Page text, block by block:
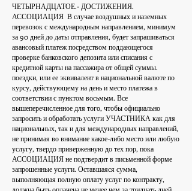
ЧЕТЫРНАДЦАТОЕ.- ДОСТИЖЕНИЯ.
АССОЦИАЦИЯ В случае воздушных и наземных
перевозок с международным направлением, минимум
за 90 дней до даты отправления, будет запрашиваться
авансовый платеж посредством поддающегося
проверке банковского депозита или списания с
кредитной карты на пассажира от общей суммы.
поездки, или ее эквивалент в национальной валюте по
курсу, действующему на день и место платежа в
соответствии с пунктом восьмым. Все
вышеперечисленное для того, чтобы официально
запросить и обработать услуги УЧАСТНИКА как для
национальных, так и для международных направлений,
не принимая во внимание какое-либо место или любую
услугу, твердо приверженную до тех пор, пока
АССОЦИАЦИЯ не подтвердит в письменной форме
запрошенные услуги. Оставшаяся сумма,
выполняющая полную оплату услуг по контракту,
должна быть оплачена не менее чем за тридцать дней